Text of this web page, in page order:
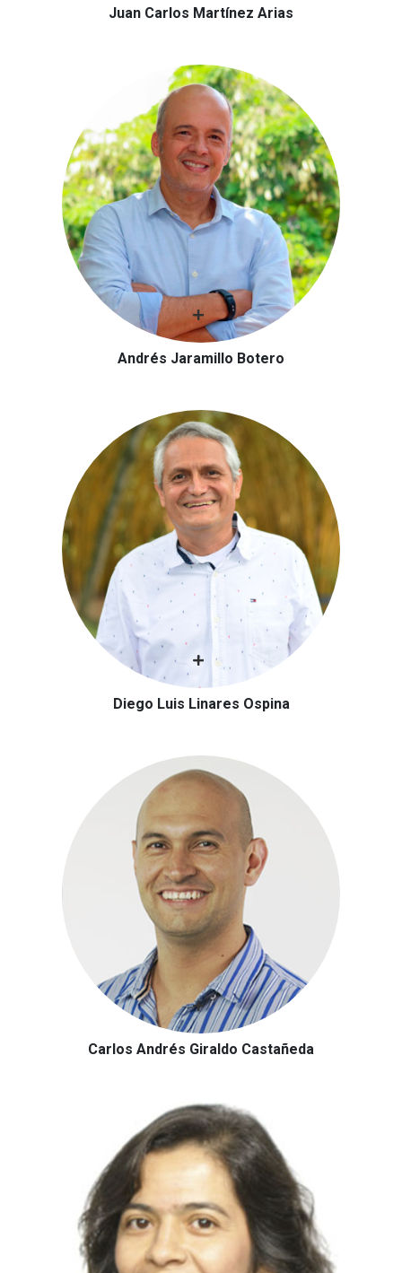
Juan Carlos Martínez Arias
Andrés Jaramillo Botero
Diego Luis Linares Ospina
Carlos Andrés Giraldo Castañeda